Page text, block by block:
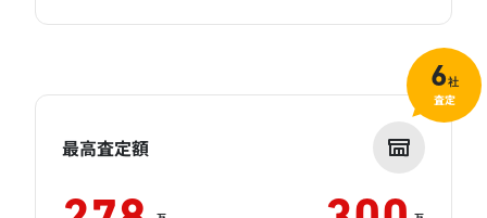
最高査定額
6社
査定